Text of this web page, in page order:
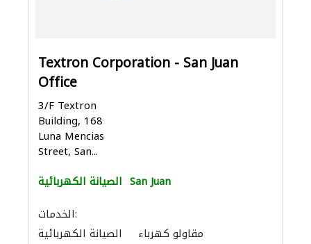
Textron Corporation - San Juan
Office
3/F Textron
Building, 168
Luna Mencias
Street, San...
الصيانة الكهربائية San Juan
الخدمات:
الصيانة الكهربائية
مقاولو كهرباء